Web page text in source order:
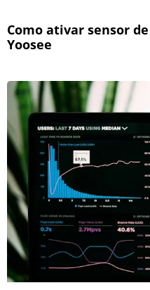
Como ativar sensor
Yoosee